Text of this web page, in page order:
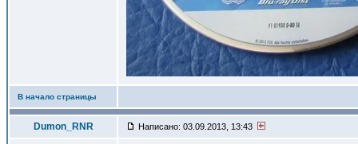
В начало страницы
Dumon_RNR Написано: 03.09.2013, 13:43